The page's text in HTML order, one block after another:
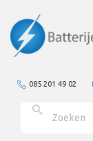
085 201 49 02